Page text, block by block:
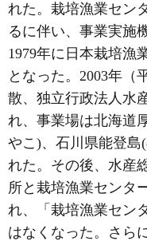
れた。栽培漁業セン
るに伴い、事業実施
1979年に日本栽培漁
となった。2003年（
散、独立行政法人水
れ、事業場は北海道
やこ)、石川県能登島
れた。その後、水産
所と栽培漁業センタ
れ、「栽培漁業セン
はなくなった。さら